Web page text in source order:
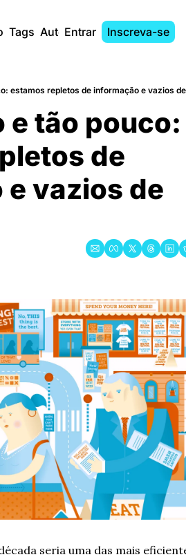
Tags AutoresEntrar Inscreva-se
estamos repletos de informação e vazios
e tão pouco:
de
vazios de
seria uma das mais